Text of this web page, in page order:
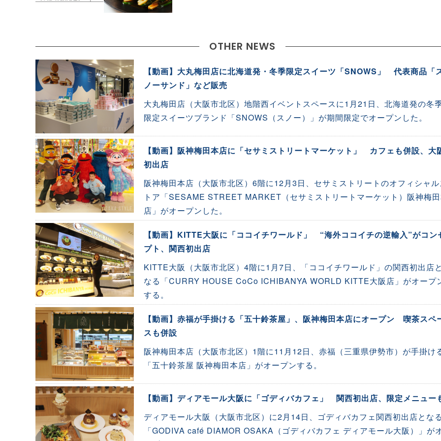
OTHER NEWS
【動画】大丸梅田店に北海道発・冬季限定スイーツ「SNOWS」 代表商品「
ノーサンド」など販売
大丸梅田店（大阪市北区）地階西イベントスペースに1月21日、北海道発の冬
限定スイーツブランド「SNOWS（スノー）」が期間限定でオープンした。
【動画】阪神梅田本店に「セサミストリートマーケット」 カフェも併設、大
初出店
阪神梅田本店（大阪市北区）6階に12月3日、セサミストリートのオフィシャル
トア「SESAME STREET MARKET（セサミストリートマーケット）阪神梅
店」がオープンした。
【動画】KITTE大阪に「ココイチワールド」 “海外ココイチの逆輸入”がコン
プト、関西初出店
KITTE大阪（大阪市北区）4階に1月7日、「ココイチワールド」の関西初出店と
なる「CURRY HOUSE CoCo ICHIBANYA WORLD KITTE大阪店」がオープ
する。
【動画】赤福が手掛ける「五十鈴茶屋」、阪神梅田本店にオープン 喫茶スペ
スも併設
阪神梅田本店（大阪市北区）1階に11月12日、赤福（三重県伊勢市）が手掛け
「五十鈴茶屋 阪神梅田本店」がオープンする。
【動画】ディアモール大阪に「ゴディバカフェ」 関西初出店、限定メニュー
ディアモール大阪（大阪市北区）に2月14日、ゴディバカフェ関西初出店となる
「GODIVA café DIAMOR OSAKA（ゴディバカフェ ディアモール大阪）」が